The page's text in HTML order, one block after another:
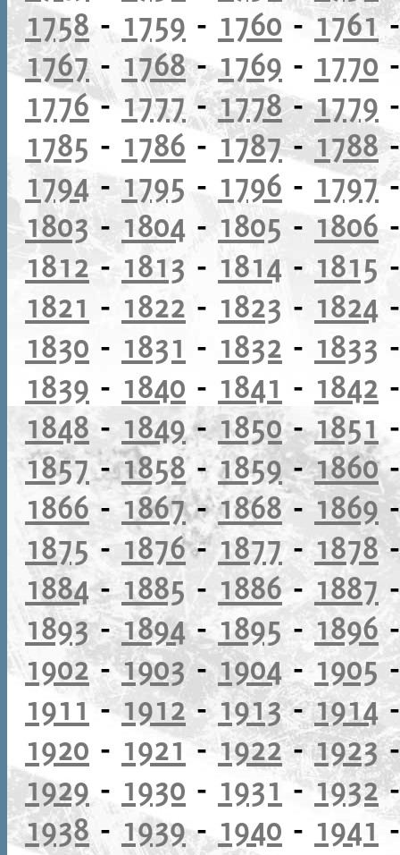
1758- 1759 - 1760 - 1761
1767- 1768-1769 - 1770
1776- 1777-1778-1779
1785 - 1786 - 1787-1788
1794-1795 - 1796 - 1797
1803- 1804 - 1805 - 1806
1812 - 1813 - 1814 - 1815
1821 - 1822 - 1823 - 1824
1830 - 1831 - 1832 - 1833
1839 - 1840 - 1841 - 1842
1848 - 1849-1850-1851
1857-1858-1859-1860
1866 - 1867-1868-1869
1875 - 1876-1877- 1878
1884-1885 - 1886- 1887
1893-1894-1895- 1896
1902-1903-1904- 1905
1911 -1912- 1913-1914
1920 - 1921-1922-1923
1929 - 1930 - 1931 -1932
1938 - 1939- 1940 - 1941